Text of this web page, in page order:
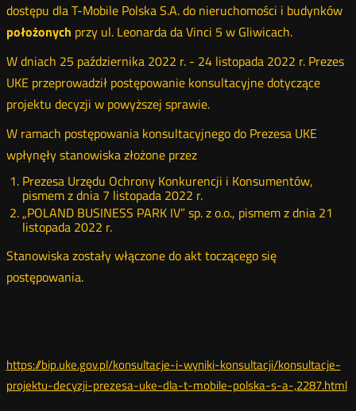
dostępu dla T-Mobile Polska S.A. do nieruchomości i budynków
położonych przy ul. Leonarda da Vinci 5 w Gliwicach.
W dniach 25 października 2022 r. - 24 listopada 2022 r. Prezes
UKE przeprowadził postępowanie konsultacyjne dotyczące
projektu decyzji w powyższej sprawie.
W ramach postępowania konsultacyjnego do Prezesa UKE
wpłynęły stanowiska złożone przez
Prezesa Urzędu Ochrony Konkurencji i Konsumentów,
pismem z dnia 7 listopada 2022 r.
„POLAND BUSINESS PARK IV” sp. z o.o., pismem z dnia 21
listopada 2022 r.
Stanowiska zostały włączone do akt toczącego się
postępowania.
https://bip.uke.gov.pl/konsultacje-i-wyniki-konsultacji/konsultacje-
projektu-decyzji-prezesa-uke-dla-t-mobile-polska-s-a-,2287.html